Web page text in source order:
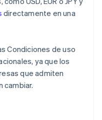
directamente en una
Condiciones de uso
ya que los
que admiten
cambiar.